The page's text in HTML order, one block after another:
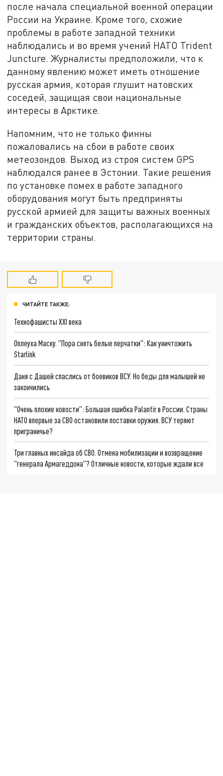
после начала специальной военной операции
России на Украине. Кроме того, схожие
проблемы в работе западной техники
наблюдались и во время учений НАТО Trident
Juncture. Журналисты предположили, что к
данному явлению может иметь отношение
русская армия, которая глушит натовских
соседей, защищая свои национальные
интересы в Арктике.
Напомним, что не только финны
пожаловались на сбои в работе своих
метеозондов. Выход из строя систем GPS
наблюдался ранее в Эстонии. Такие решения
по установке помех в работе западного
оборудования могут быть предприняты
русской армией для защиты важных военных
и гражданских объектов, располагающихся на
территории страны.
ЧИТАЙТЕ ТАКЖЕ:
Технофашисты XXI века
Оплеуха Маску. "Пора снять белые перчатки": Как уничтожить
Starlink
Даня с Дашей спаслись от боевиков ВСУ. Но беды для малышей не
закончились
"Очень плохие новости": Большая ошибка Palantir в России. Страны
НАТО впервые за СВО остановили поставки оружия. ВСУ теряют
приграничье?
Три главных инсайда об СВО. Отмена мобилизации и возвращение
"генерала Армагеддона"? Отличные новости, которые ждали все